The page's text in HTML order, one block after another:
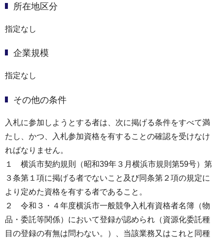
所在地区分
指定なし
企業規模
指定なし
その他の条件
入札に参加しようとする者は、次に掲げる条件をすべて満
たし、かつ、入札参加資格を有することの確認を受けなけ
ればなりません。
１ 横浜市契約規則（昭和39年３月横浜市規則第59号）第
３条第１項に掲げる者でないこと及び同条第２項の規定に
より定めた資格を有する者であること。
２ 令和３・４年度横浜市一般競争入札有資格者名簿（物
品・委託等関係）において登録が認められ（資源化委託種
目の登録の有無は問わない。）、当該業務又はこれと同種